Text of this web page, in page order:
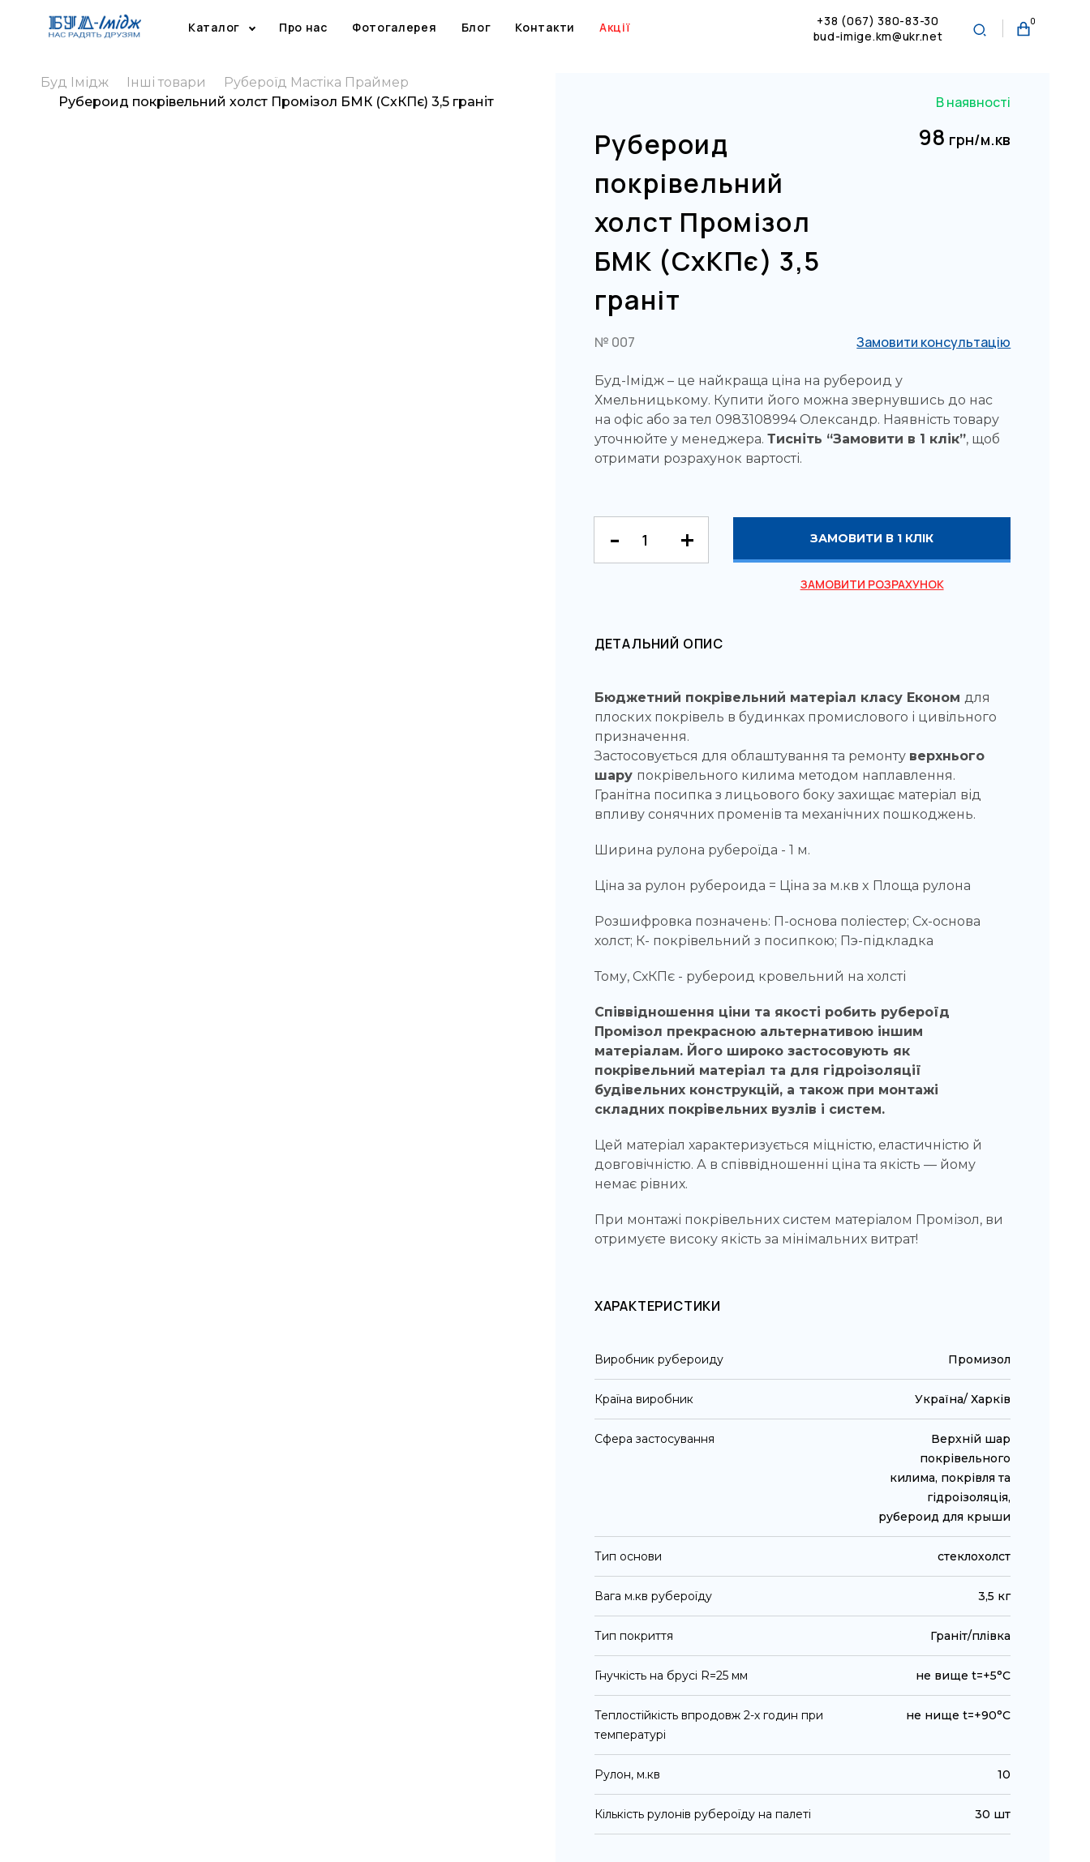
to
Каталог Про нас Фотогалерея Блог Контакти Акції
+38 (067) 380-83-30
bud-imige.km@ukr.net
0
Буд Імідж Інші товари
Рубероїд Мастіка Праймер
Рубероид покрівельний холст Промізол БМК (СхКПє) 3,5 граніт
В наявності
Рубероид
покрівельний
холст Промізол
БМК (СхКПє) 3,5
граніт
98 грн/м.кв
№ 007 Замовити консультацію
Буд-Імідж – це найкраща ціна на рубероид у
Хмельницькому. Купити його можна звернувшись до нас
на офіс або за тел 0983108994 Олександр. Наявність товару
уточнюйте у менеджера. Тисніть “Замовити в 1 клік”, щоб
отримати розрахунок вартості.
ЗАМОВИТИ В 1 КЛІК
ЗАМОВИТИ РОЗРАХУНОК
ДЕТАЛЬНИЙ ОПИС
Бюджетний покрівельний матеріал класу Економ для
плоских покрівель в будинках промислового і цивільного
призначення.
Застосовується для облаштування та ремонту верхнього
шару покрівельного килима методом наплавлення.
Гранітна посипка з лицьового боку захищає матеріал від
впливу сонячних променів та механічних пошкоджень.
Ширина рулона рубероїда - 1 м.
Ціна за рулон рубероида = Ціна за м.кв x Площа рулона
Розшифровка позначень: П-основа поліестер; Сх-основа
холст; К- покрівельний з посипкою; Пэ-підкладка
Тому, СхКПє - рубероид кровельний на холсті
Співвідношення ціни та якості робить рубероїд
Промізол прекрасною альтернативою іншим
матеріалам. Його широко застосовують як
покрівельний матеріал та для гідроізоляції
будівельних конструкцій, а також при монтажі
складних покрівельних вузлів і систем.
Цей матеріал характеризується міцністю, еластичністю й
довговічністю. А в співвідношенні ціна та якість — йому
немає рівних.
При монтажі покрівельних систем матеріалом Промізол, ви
отримуєте високу якість за мінімальних витрат!
ХАРАКТЕРИСТИКИ
Виробник рубероиду Промизол
Країна виробник Україна/ Харків
Сфера застосування
Верхній шар
покрівельного
килима, покрівля та
гідроізоляція,
рубероид для крыши
Тип основи стеклохолст
Вага м.кв рубероїду 3,5 кг
Тип покриття Граніт/плівка
Гнучкість на брусі R=25 мм не вище t=+5°С
Теплостійкість впродовж 2-х годин при
температурі
не нище t=+90°С
Рулон, м.кв 10
Кількість рулонів рубероїду на палеті 30 шт